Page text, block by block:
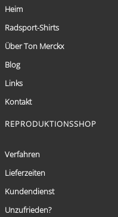
Heim
Radsport-Shirts
Über Ton Merckx
Blog
Links
Kontakt
REPRODUKTIONSSHOP
Verfahren
Lieferzeiten
Kundendienst
Unzufrieden?